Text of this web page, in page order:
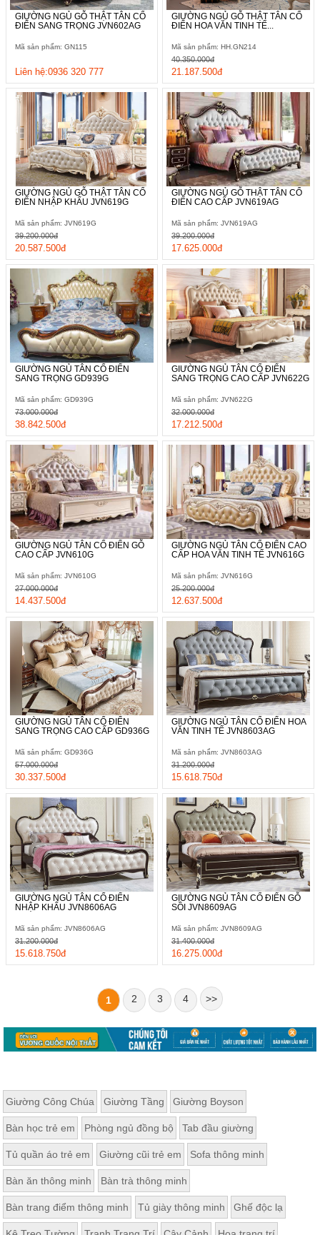
nên vô cùng sống động và tạo được sức cuốn hút riêng biệt cho
sản phẩm.
Dưới đây là kích thước chi tiết của sản phẩm, các thông số
được tính toán dựa trên các tiêu chuẩn quy định nghiêm ngặt
để đảm bảo cho chất lượng tổng thể.
GIƯỜNG NGỦ GỖ THẬT TÂN CỔ
ĐIỂN SANG TRỌNG JVN602AG
Mã sản phẩm: GN115
Liên hệ:0936 320 777
GIƯỜNG NGỦ GỖ THẬT TÂN CỔ
ĐIỂN HOA VĂN TINH TẾ...
Mã sản phẩm: HH.GN214
21.187.500đ
40.350.000đ
GIƯỜNG NGỦ GỖ THẬT TÂN CỔ
ĐIỂN NHẬP KHẨU JVN619G
Mã sản phẩm: JVN619G
20.587.500đ
39.200.000đ
GIƯỜNG NGỦ GỖ THẬT TÂN CỔ
ĐIỂN CAO CẤP JVN619AG
Mã sản phẩm: JVN619AG
17.625.000đ
39.200.000đ
GIƯỜNG NGỦ TÂN CỔ ĐIỂN
SANG TRỌNG GD939G
Mã sản phẩm: GD939G
38.842.500đ
73.000.000đ
GIƯỜNG NGỦ TÂN CỔ ĐIỂN
SANG TRỌNG CAO CẤP JVN622G
Mã sản phẩm: JVN622G
17.212.500đ
32.000.000đ
GIƯỜNG NGỦ TÂN CỔ ĐIỂN GỖ
CAO CẤP JVN610G
Mã sản phẩm: JVN610G
14.437.500đ
27.000.000đ
GIƯỜNG NGỦ TÂN CỔ ĐIỂN CAO
CẤP HOA VĂN TINH TẾ JVN616G
Mã sản phẩm: JVN616G
12.637.500đ
25.200.000đ
GIƯỜNG NGỦ TÂN CỔ ĐIỂN
SANG TRỌNG CAO CẤP GD936G
Mã sản phẩm: GD936G
30.337.500đ
57.000.000đ
GIƯỜNG NGỦ TÂN CỔ ĐIỂN HOA
VĂN TINH TẾ JVN8603AG
Mã sản phẩm: JVN8603AG
15.618.750đ
31.200.000đ
GIƯỜNG NGỦ TÂN CỔ ĐIỂN
NHẬP KHẨU JVN8606AG
Mã sản phẩm: JVN8606AG
15.618.750đ
31.200.000đ
GIƯỜNG NGỦ TÂN CỔ ĐIỂN GỖ
SỒI JVN8609AG
Mã sản phẩm: JVN8609AG
16.275.000đ
31.400.000đ
1 2 3 4 >>
Giường Công Chúa Giường Tầng Giường Boyson
Bàn học trẻ em Phòng ngủ đồng bộ Tab đầu giường
Tủ quần áo trẻ em Giường cũi trẻ em Sofa thông minh
Bàn ăn thông minh Bàn trà thông minh
Bàn trang điểm thông minh Tủ giày thông minh Ghế độc lạ